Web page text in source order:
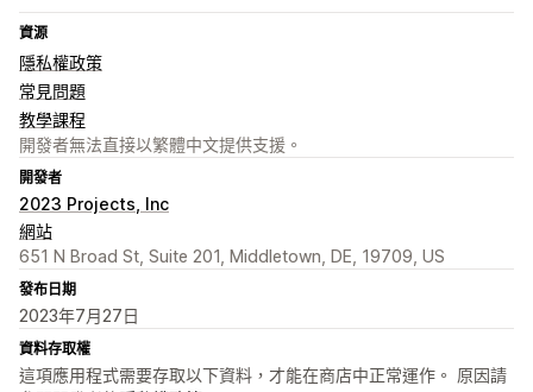
資源
隱私權政策
常見問題
教學課程
開發者無法直接以繁體中文提供支援。
開發者
2023 Projects, Inc
網站
651 N Broad St, Suite 201, Middletown, DE, 19709, US
發布日期
2023年7月27日
資料存取權
這項應用程式需要存取以下資料，才能在商店中正常運作。 原因請